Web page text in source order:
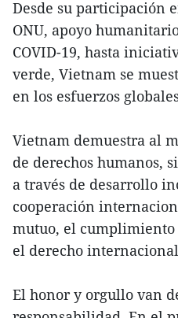
Desde su participación
ONU, apoyo
COVID-19, hasta
verde, Vietnam se
en los esfuerzos
Vietnam demuestra al
de derechos humanos,
a través de desarrollo
cooperación
mutuo, el cumplimiento
el derecho
El honor y orgullo van